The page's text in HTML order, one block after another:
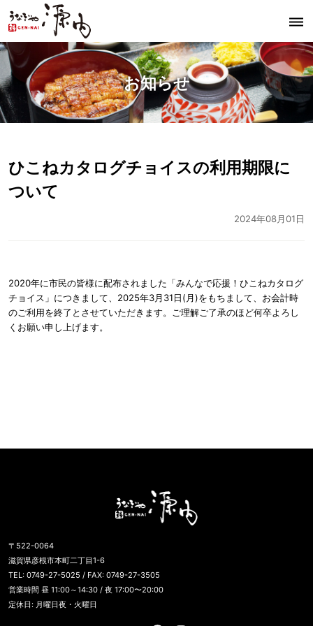
うなぎや源内
dehaze
お知らせ
ひこねカタログチョイスの利用期限に
ついて
2024年08月01日
2020年に市民の皆様に配布されました「みんなで応援！ひこねカタログ
チョイス 」につきまして、 2025年3月31日(月)をもちまして、お会計時
のご利用を終了とさせていただきます。ご理解ご了承のほど何卒よろし
くお願い申し上げます。
〒522-0064
滋賀県彦根市本町二丁目1-6
TEL: 0749-27-5025 / FAX: 0749-27-3505
営業時間 昼 11:00～14:30 / 夜 17:00〜20:00
定休日: 月曜日夜・火曜日